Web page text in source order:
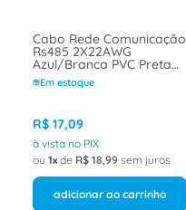
Cabo Rede Comunicação
Rs485 2X22AWG
Azul/Branca PVC Preta
105G 300V Yofc
RS485BR05PT Belden
Em estoque
R$ 17,09
à vista no PIX
ou 1 de R$ 18,99 sem juros
adicionar ao carrinho